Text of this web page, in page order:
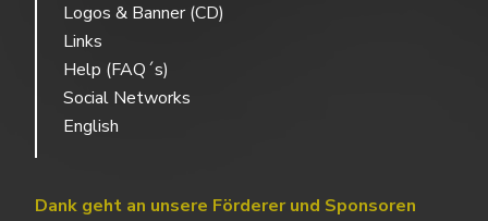
Logos & Banner (CD)
Links
Help (FAQ´s)
Social Networks
English
Dank geht an unsere Förderer und Sponsoren